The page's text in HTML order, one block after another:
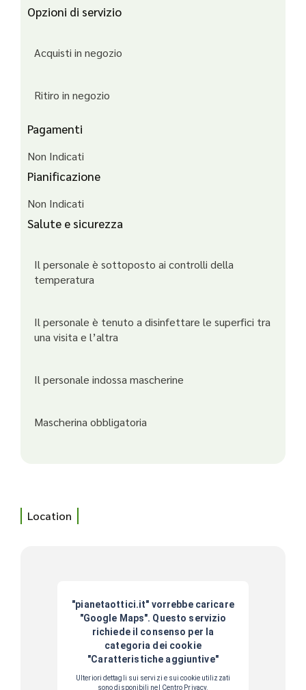
Opzioni di servizio
Acquisti in negozio
Ritiro in negozio
Pagamenti
Non Indicati
Pianificazione
Non Indicati
Salute e sicurezza
Il personale è sottoposto ai controlli della
temperatura
Il personale è tenuto a disinfettare le superfici tra
una visita e l’altra
Il personale indossa mascherine
Mascherina obbligatoria
Location